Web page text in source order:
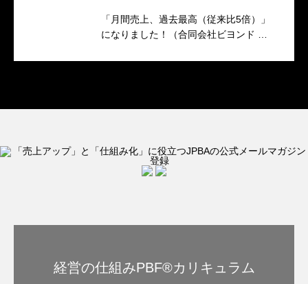
「月間売上、過去最高（従来比5倍）」
になりました！（合同会社ビヨンド 代
経営の仕組みPBF®︎カリキュラム